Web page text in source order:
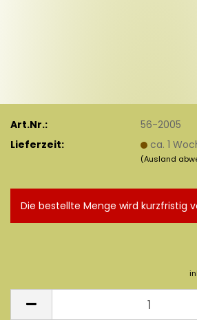
Art.Nr.:
56-2005
Lieferzeit:
ca. 1
(Ausland
Die bestellte Menge wird kurzfristig